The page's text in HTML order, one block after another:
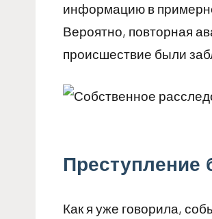
информацию в
Вероятно, повторная
происшествие были
Преступление
Как я уже говорила,